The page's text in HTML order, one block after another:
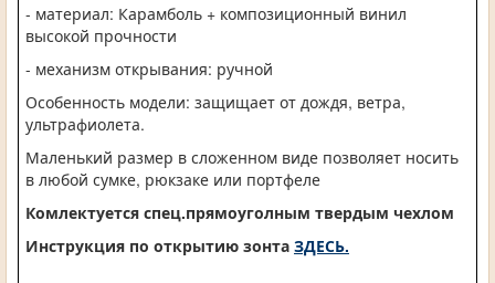
- материал: Карамболь + композиционный винил
высокой прочности
- механизм открывания: ручной
Особенность модели: защищает от дождя, ветра,
ультрафиолета.
Маленький размер в сложенном виде позволяет носить
в любой сумке, рюкзаке или портфеле
Комлектуется спец.прямоуголным твердым чехлом
Инструкция по открытию зонта ЗДЕСЬ.